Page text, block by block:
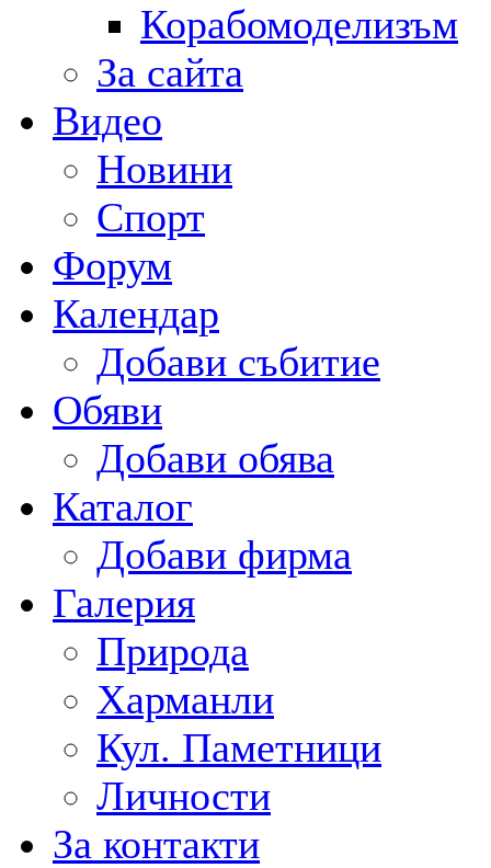
Корабомоделизъм
За сайта
Видео
Новини
Спорт
Форум
Календар
Добави събитие
Обяви
Добави обява
Каталог
Добави фирма
Галерия
Природа
Харманли
Кул. Паметници
Личности
За контакти